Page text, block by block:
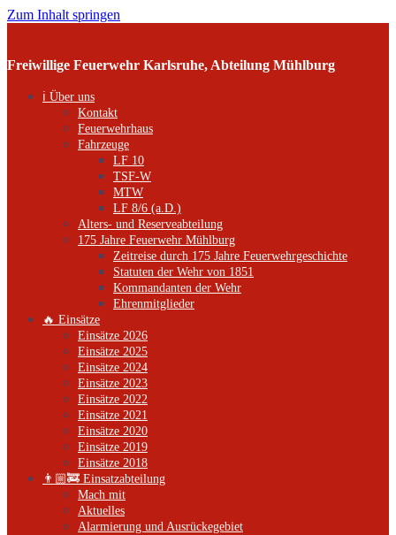
Zum Inhalt springen
Freiwillige Feuerwehr Karlsruhe, Abteilung Mühlburg
ℹ️ Über uns
Kontakt
Feuerwehrhaus
Fahrzeuge
LF 10
TSF-W
MTW
LF 8/6 (a.D.)
Alters- und Reserveabteilung
175 Jahre Feuerwehr Mühlburg
Zeitreise durch 175 Jahre Feuerwehrgeschichte
Statuten der Wehr von 1851
Kommandanten der Wehr
Ehrenmitglieder
🔥 Einsätze
Einsätze 2026
Einsätze 2025
Einsätze 2024
Einsätze 2023
Einsätze 2022
Einsätze 2021
Einsätze 2020
Einsätze 2019
Einsätze 2018
👨🏼‍🚒 Einsatzabteilung
Mach mit
Aktuelles
Alarmierung und Ausrückegebiet